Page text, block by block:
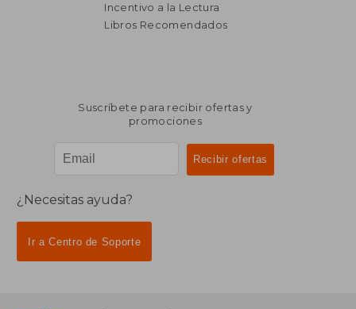
$ 1.259
$ 629
Incentivo a la Lectura
Libros Recomendados
Suscríbete para recibir ofertas y
promociones
¿Necesitas ayuda?
Ir a Centro de Soporte